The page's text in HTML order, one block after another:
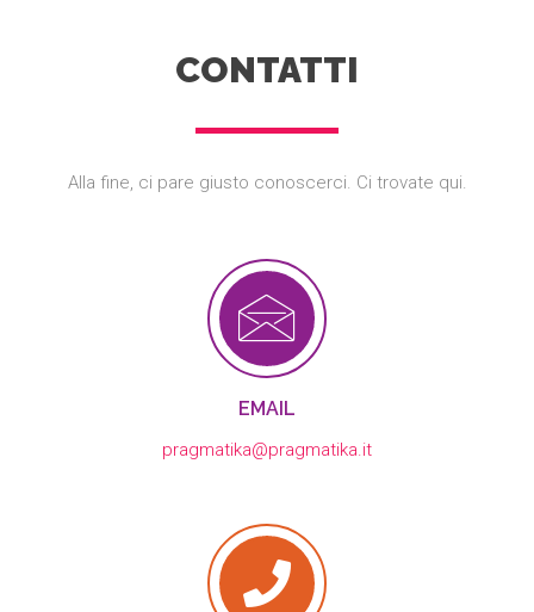
CONTATTI
Alla fine, ci pare giusto conoscerci. Ci trovate qui.
EMAIL
pragmatika@pragmatika.it